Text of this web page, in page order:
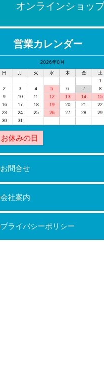
オンラインショッ
営業カレンダー
2026年8月
日 月 火 水 木 金
土
1
2
3 4 5 6 7
8
9
10 11 12 13 14
15
16
17 18 19 20 21
22
23
24 25 26 27 28
29
30
31
お休みの日
お問合せ
会社案内
プライバシーポリシー